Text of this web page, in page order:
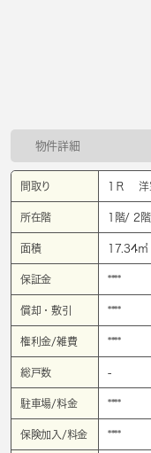
物件詳細
間取り 1Ｒ 洋
所在階 1階/ 2
面積 17.34㎡
保証金 ****
償却・敷引 ****
権利金/雑費 ****
総戸数 -
駐車場/料金 ****
保険加入/料金 ****